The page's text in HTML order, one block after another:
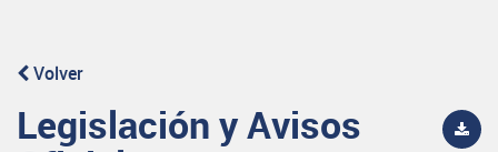
Volver
Legislación y Avisos